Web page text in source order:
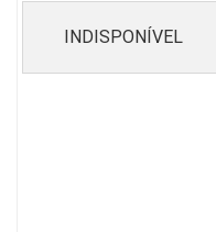
INDISPONÍVEL